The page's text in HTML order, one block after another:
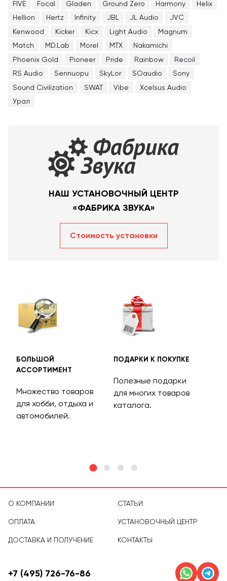
FIVE
Focal Gladen Ground Zero Harmony
Helix
Hellion
Hertz Infinity JBL JL Audio
JVC
Kenwood
Kicker Kicx Light Audio
Magnum
Match
MD.Lab Morel MTX
Nakamichi
Phoenix Gold
Pioneer Pride Rainbow
Recoil
RS Audio
Sennuopu SkyLor SOaudio
Sony
Sound Civilization
SWAT Vibe
Xcelsus Audio
Урал
НАШ УСТАНОВОЧНЫЙ ЦЕНТР
«ФАБРИКА ЗВУКА»
Стоимость уcтановки
БОЛЬШОЙ
АССОРТИМЕНТ
Множество товаров
для хобби, отдыха и
автомобилей.
ПОДАРКИ К ПОКУПКЕ
Полезные подарки
для многих товаров
каталога.
О КОМПАНИИ
ОПЛАТА
ДОСТАВКА И ПОЛУЧЕНИЕ
СТАТЬИ
УСТАНОВОЧНЫЙ ЦЕНТР
КОНТАКТЫ
+7 (495) 726-76-86